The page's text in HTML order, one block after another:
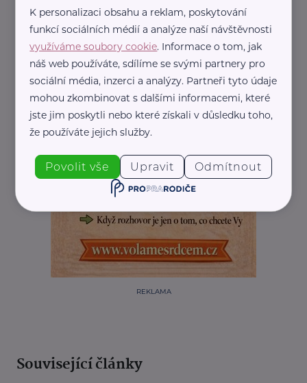
REKLAMA
Související články
K personalizaci obsahu a reklam, poskytování
funkcí sociálních médií a analýze naší návštěvnosti
využíváme soubory cookie. Informace o tom, jak
náš web používáte, sdílíme se svými partnery pro
sociální média, inzerci a analýzy. Partneři tyto údaje
mohou zkombinovat s dalšími informacemi, které
jste jim poskytli nebo které získali v důsledku toho,
že používáte jejich služby.
Povolit vše Upravit Odmítnout